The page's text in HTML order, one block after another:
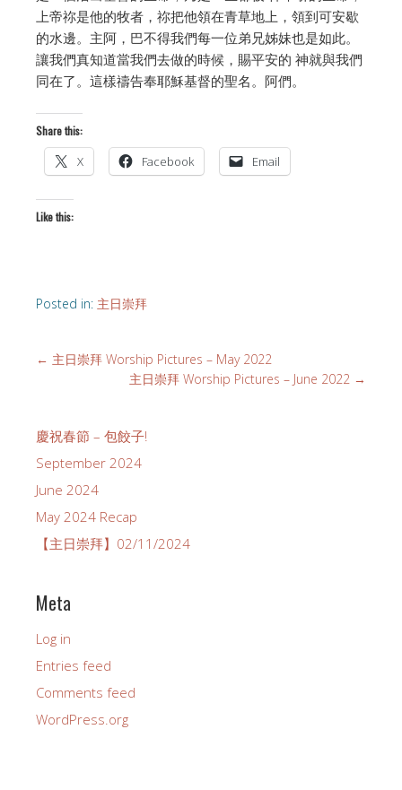
上帝祢是他的牧者，祢把他領在青草地上，領到可安歇
的水邊。主阿，巴不得我們每一位弟兄姊妹也是如此。
讓我們真知道當我們去做的時候，賜平安的 神就與我們
同在了。這樣禱告奉耶穌基督的聖名。阿們。
Share this:
X Facebook Email
Like this:
Posted in: 主日崇拜
← 主日崇拜 Worship Pictures – May 2022
主日崇拜 Worship Pictures – June 2022 →
慶祝春節 – 包餃子!
September 2024
June 2024
May 2024 Recap
【主日崇拜】02/11/2024
Meta
Log in
Entries feed
Comments feed
WordPress.org